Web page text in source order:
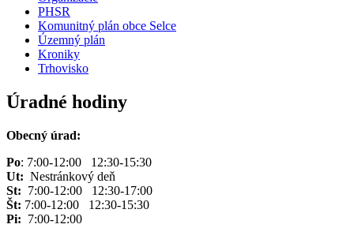
PHSR
Komunitný plán obce Selce
Územný plán
Kroniky
Trhovisko
Úradné hodiny
Obecný úrad:
Po: 7:00-12:00 12:30-15:30
Ut: Nestránkový deň
St: 7:00-12:00 12:30-17:00
Št: 7:00-12:00 12:30-15:30
Pi: 7:00-12:00